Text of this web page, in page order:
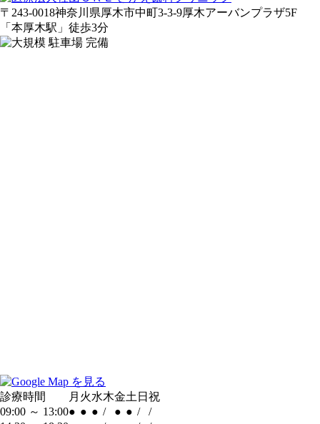
〒243-0018神奈川県厚木市中町3-3-9厚木アーバンプラザ5F
「 本厚木駅 」 徒歩3分
診療時間 月 火水木金土 日 祝
09:00 ～ 13:00● ● ● / ● ● /
/